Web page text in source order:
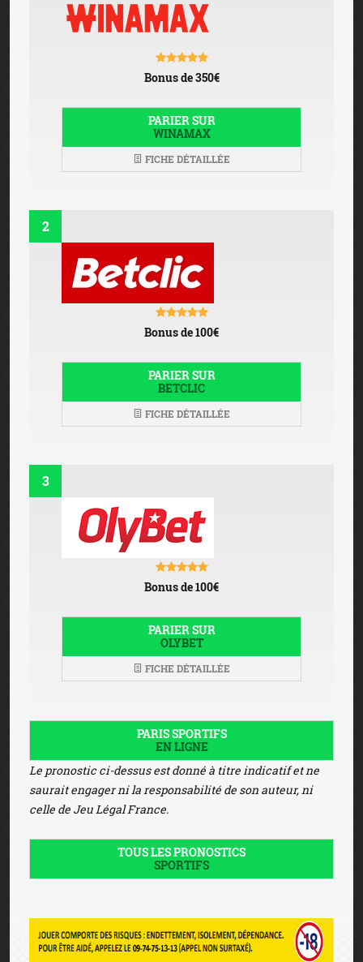
Bonus de 350€
PARIER SUR
WINAMAX
FICHE DÉTAILLÉE
2
Bonus de 100€
PARIER SUR
BETCLIC
FICHE DÉTAILLÉE
3
Bonus de 100€
PARIER SUR
OLYBET
FICHE DÉTAILLÉE
PARIS SPORTIFS
EN LIGNE
Le pronostic ci-dessus est donné à titre indicatif et ne
saurait engager ni la responsabilité de son auteur, ni
celle de Jeu Légal France.
TOUS LES PRONOSTICS
SPORTIFS